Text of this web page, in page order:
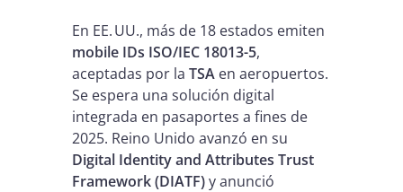
En EE. UU., más de 18 estados emiten
mobile IDs ISO/IEC 18013-5,
aceptadas por la TSA en aeropuertos.
Se espera una solución digital
integrada en pasaportes a fines de
2025. Reino Unido avanzó en su
Digital Identity and Attributes Trust
Framework (DIATF)y anunció